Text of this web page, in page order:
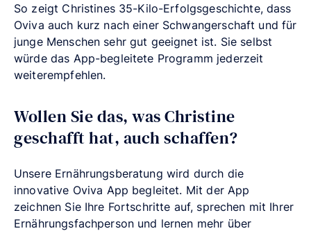
So zeigt Christines 35-Kilo-Erfolgsgeschichte, dass
Oviva auch kurz nach einer Schwangerschaft und für
junge Menschen sehr gut geeignet ist. Sie selbst
würde das App-begleitete Programm jederzeit
weiterempfehlen.
Wollen Sie das, was Christine
geschafft hat, auch schaffen?
Unsere Ernährungsberatung wird durch die
innovative Oviva App begleitet. Mit der App
zeichnen Sie Ihre Fortschritte auf, sprechen mit Ihrer
Ernährungsfachperson und lernen mehr über